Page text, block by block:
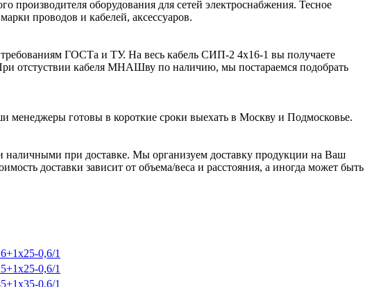
оборудования для сетей электроснабжения. Тесное
проводов и кабелей, аксессуаров.
требованиям ГОСТа и ТУ. На весь кабель СИП-2 4х16-1 вы получаете
отстуствии кабеля МНАШву по наличию, мы постараемся подобрать
менеджеры готовы в короткие сроки выехать в Москву и Подмосковье.
при доставке. Мы организуем доставку продукции на Ваш
доставки зависит от объема/веса и расстояния, а иногда может быть
0,6/1
0,6/1
0,6/1